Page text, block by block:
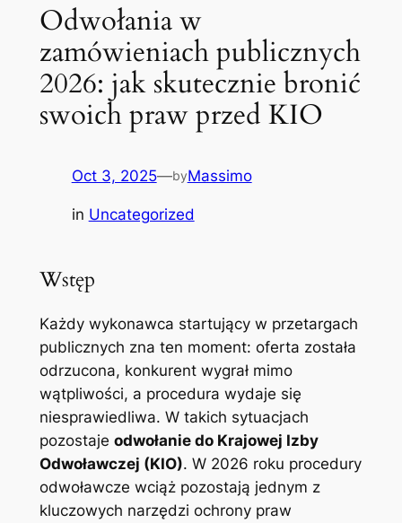
Odwołania w
zamówieniach publicznych
2026: jak skutecznie bronić
swoich praw przed KIO
Oct 3, 2025—byMassimo
in Uncategorized
Wstęp
Każdy wykonawca startujący w przetargach
publicznych zna ten moment: oferta została
odrzucona, konkurent wygrał mimo
wątpliwości, a procedura wydaje się
niesprawiedliwa. W takich sytuacjach
pozostaje odwołanie do Krajowej Izby
Odwoławczej (KIO). W 2026 roku procedury
odwoławcze wciąż pozostają jednym z
kluczowych narzędzi ochrony praw